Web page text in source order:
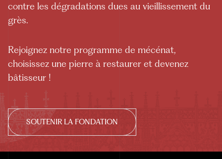
contre les dégradations dues au vieillissement du
grès.
Rejoignez notre programme de mécénat,
choisissez une pierre à restaurer et devenez
bâtisseur !
SOUTENIR LA FONDATION